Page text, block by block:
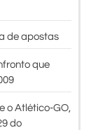
de apostas
que
o Atlético-GO,
do